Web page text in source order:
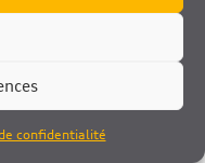
confidentialité
(gonds,
au
sur tous
format.